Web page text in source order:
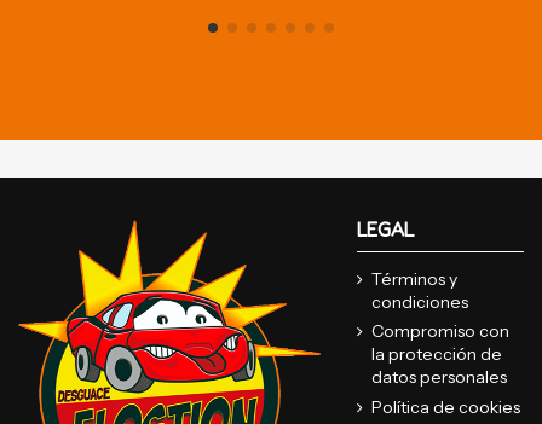
LEGAL
Términos y
condiciones
Compromiso con
la protección de
datos personales
Política de cookies